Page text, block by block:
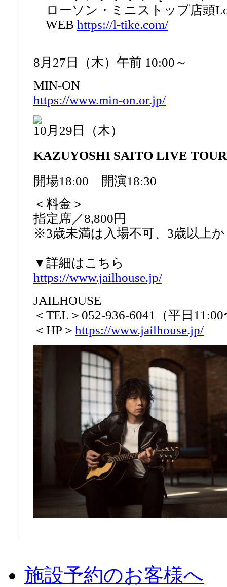
ローソン・ミニストップ店頭
WEB https://l-tike.com/
8月27日（木）午前 10:00～
MIN-ON
https://www.min-on.or.jp/
10月29日（木）
KAZUYOSHI SAITO LIVE
開場18:00 開演18:30
＜料金＞
指定席／8,800円
※3歳未満は入場不可、3歳以上
▼詳細はこちら
https://www.jailhouse.jp/
JAILHOUSE
＜TEL＞052-936-6041（平日
＜HP＞ https://www.jailhouse.jp/
施設予約のお客様へ